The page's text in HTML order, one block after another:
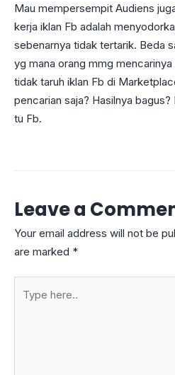
Mau mempersempit Audiens
kerja iklan Fb adalah
sebenarnya tidak tertarik. Beda
yg mana orang mmg
tidak taruh iklan Fb di
pencarian saja? Hasilnya
tu Fb.
Leave a
Your email address will not be
are marked *
here..